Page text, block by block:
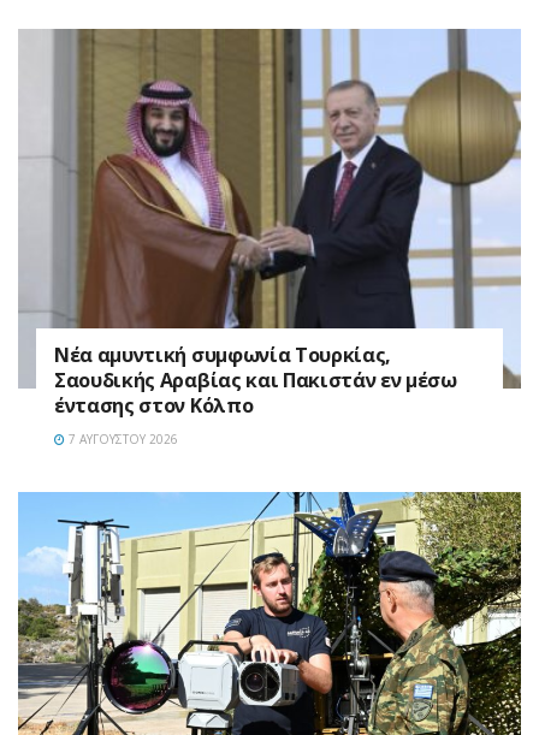
Νέα αμυντική συμφωνία Τουρκίας,
Σαουδικής Αραβίας και Πακιστάν εν μέσω
έντασης στον Κόλπο
7 ΑΥΓΟΎΣΤΟΥ 2026